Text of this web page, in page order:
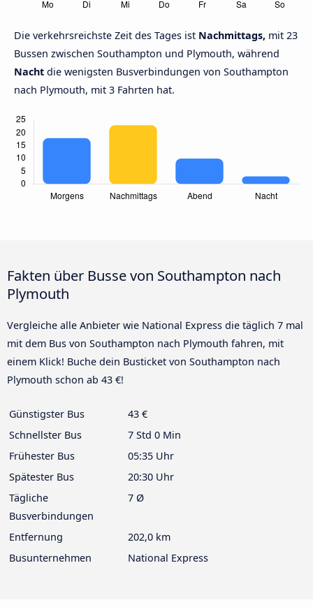
Die verkehrsreichste Zeit des Tages ist Nachmittags, mit 23
Bussen zwischen Southampton und Plymouth, während
Nacht die wenigsten Busverbindungen von Southampton
nach Plymouth, mit 3 Fahrten hat.
Fakten über Busse von Southampton nach
Plymouth
Vergleiche alle Anbieter wie National Express die täglich 7 mal
mit dem Bus von Southampton nach Plymouth fahren, mit
einem Klick! Buche dein Busticket von Southampton nach
Plymouth schon ab 43 €!
Günstigster Bus
43 €
Schnellster Bus
7 Std 0 Min
Frühester Bus
05:35 Uhr
Spätester Bus
20:30 Uhr
Tägliche
Busverbindungen
7 Ø
Entfernung
202,0 km
Busunternehmen
National Express